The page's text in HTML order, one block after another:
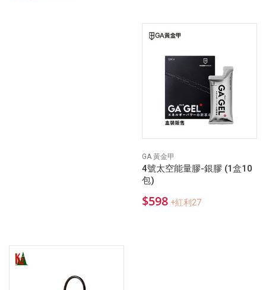
GA 黃金甲
4號太空能量膠-銀膠 (1盒10
包)
$598 +紅利27